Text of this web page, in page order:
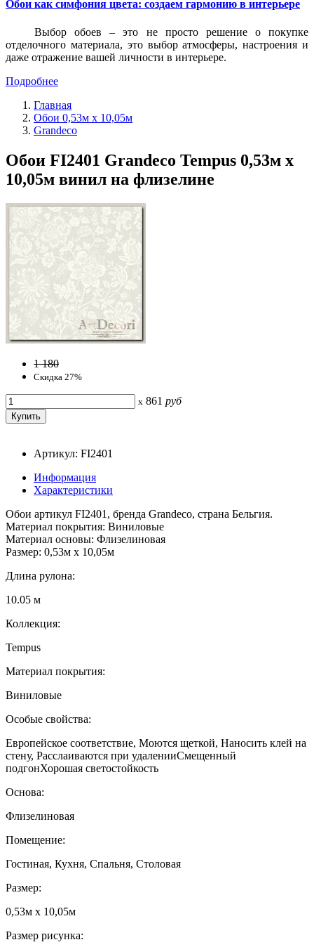
Обои как симфония цвета: создаем гармонию в интерьере
Выбор обоев – это не просто решение о покупке
отделочного материала, это выбор атмосферы, настроения и
даже отражение вашей личности в интерьере.
Подробнее
Главная
Обои 0,53м x 10,05м
Grandeco
Обои FI2401 Grandeco Tempus 0,53м x
10,05м винил на флизелине
1 180
Скидка 27%
x 861 руб
Артикул: FI2401
Информация
Характеристики
Обои артикул FI2401, бренда Grandeco, страна Бельгия.
Материал покрытия: Виниловые
Материал основы: Флизелиновая
Размер: 0,53м x 10,05м
Длина рулона:
10.05 м
Коллекция:
Tempus
Материал покрытия:
Виниловые
Особые свойства:
Европейское соответствие, Моются щеткой, Наносить клей на
стену, Расслаиваются при удаленииСмещенный
подгонХорошая светостойкость
Основа:
Флизелиновая
Помещение:
Гостиная, Кухня, Спальня, Столовая
Размер:
0,53м x 10,05м
Размер рисунка: